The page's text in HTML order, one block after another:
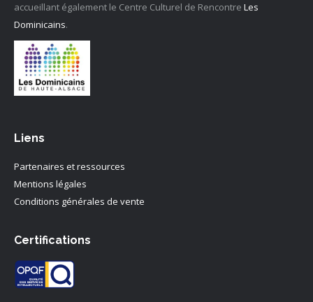
accueillant également le Centre Culturel de Rencontre Les
Dominicains.
Liens
Partenaires et ressources
Mentions légales
Conditions générales de vente
Certifications